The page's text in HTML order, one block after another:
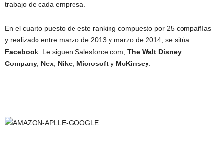
trabajo de cada empresa.
En el cuarto puesto de este ranking compuesto por 25 compañías
y realizado entre marzo de 2013 y marzo de 2014, se sitúa
Facebook . Le siguen Salesforce.com, The Walt Disney
Company Nex Nike Microsoft y McKinsey